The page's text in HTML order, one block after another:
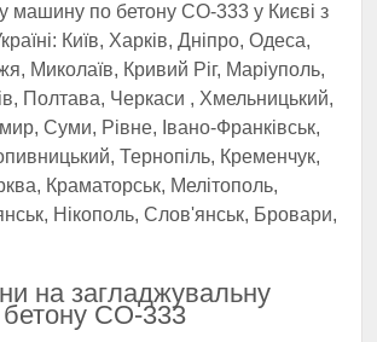
машину по бетону СО-333 у Києві з
Київ, Харків, Дніпро, Одеса,
Миколаїв, Кривий Ріг, Маріуполь,
Полтава, Черкаси , Хмельницький,
Суми, Рівне, Івано-Франківськ,
Тернопіль, Кременчук,
Краматорськ, Мелітополь,
Нікополь, Слов'янськ, Бровари,
на загладжувальну
СО-333